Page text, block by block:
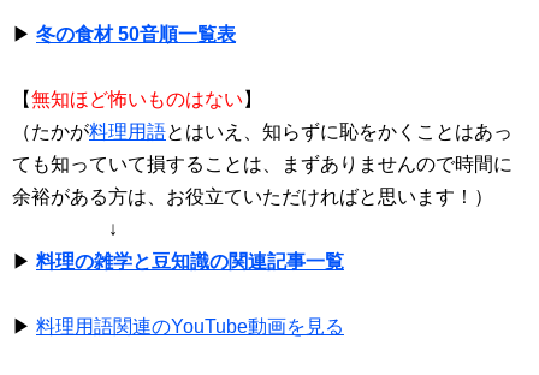
▶ 冬の食材 50音順一覧表
【無知ほど怖いものはない 】
（たかが料理用語とはいえ、知らずに恥をかくことはあっ
ても知っていて損することは、まずありませんので時間に
余裕がある方は、お役立ていただければと思います！）
↓
▶ 料理の雑学と豆知識の関連記事一覧
▶ 料理用語関連のYouTube動画を見る